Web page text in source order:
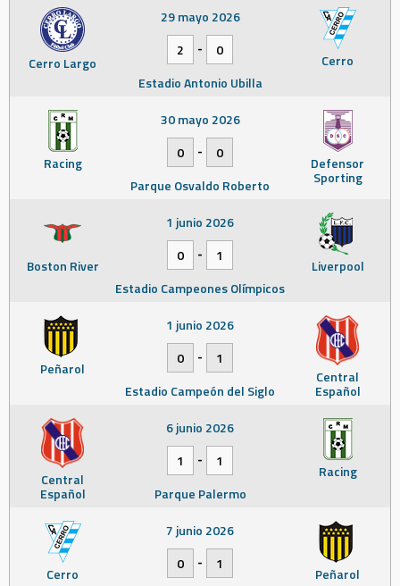
Cerro Largo Cerro
29 mayo 2026
2
-
0
Estadio Antonio Ubilla
Racing Defensor
Sporting
30 mayo 2026
0
-
0
Parque Osvaldo Roberto
Boston River Liverpool
1 junio 2026
0
-
1
Estadio Campeones Olímpicos
Peñarol Central
Español
1 junio 2026
0
-
1
Estadio Campeón del Siglo
Central
Español
Racing
6 junio 2026
1
-
1
Parque Palermo
Cerro Peñarol
7 junio 2026
0
-
1